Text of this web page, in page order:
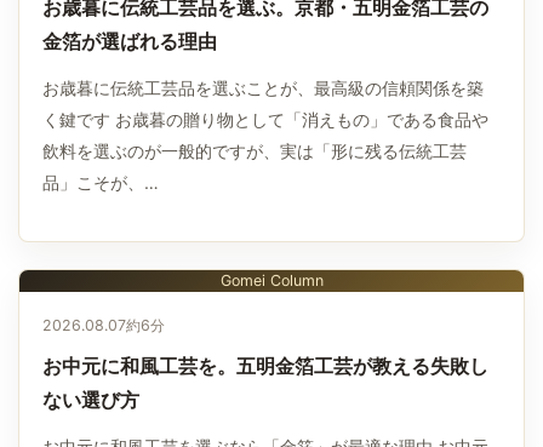
お歳暮に伝統工芸品を選ぶ。京都・五明金箔工芸の
金箔が選ばれる理由
お歳暮に伝統工芸品を選ぶことが、最高級の信頼関係を築
く鍵です お歳暮の贈り物として「消えもの」である食品や
飲料を選ぶのが一般的ですが、実は「形に残る伝統工芸
品」こそが、…
Gomei Column
2026.08.07約6分
お中元に和風工芸を。五明金箔工芸が教える失敗し
ない選び方